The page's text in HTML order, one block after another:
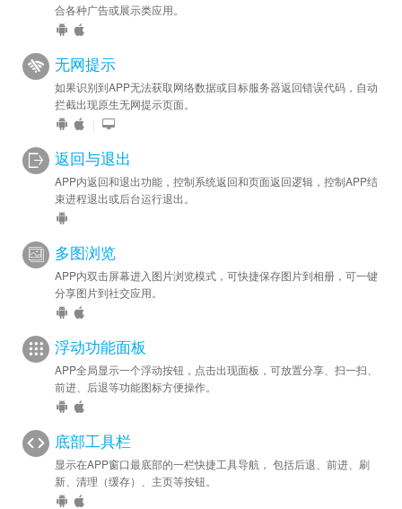
合各种广告或展示类应用。
无网提示
如果识别到APP无法获取网络数据或目标服务器返回错误代码，自动
拦截出现原生无网提示页面。
|
返回与退出
APP内返回和退出功能，控制系统返回和页面返回逻辑，控制APP结
束进程退出或后台运行退出。
多图浏览
APP内双击屏幕进入图片浏览模式，可快捷保存图片到相册，可一键
分享图片到社交应用。
浮动功能面板
APP全局显示一个浮动按钮，点击出现面板，可放置分享、扫一扫、
前进、后退等功能图标方便操作。
底部工具栏
显示在APP窗口最底部的一栏快捷工具导航， 包括后退、前进、刷
新、清理（缓存）、主页等按钮。